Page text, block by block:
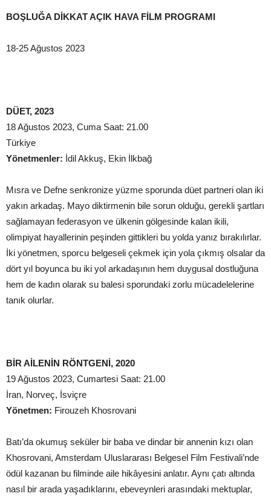
BOŞLUĞA DİKKAT AÇIK HAVA FİLM PROGRAMI
18-25 Ağustos 2023
DÜET, 2023
18 Ağustos 2023, Cuma Saat: 21.00
Türkiye
Yönetmenler: İdil Akkuş, Ekin İlkbağ
Mısra ve Defne senkronize yüzme sporunda düet partneri olan iki
yakın arkadaş. Mayo diktirmenin bile sorun olduğu, gerekli şartları
sağlamayan federasyon ve ülkenin gölgesinde kalan ikili,
olimpiyat hayallerinin peşinden gittikleri bu yolda yanız bırakılırlar.
İki yönetmen, sporcu belgeseli çekmek için yola çıkmış olsalar da
dört yıl boyunca bu iki yol arkadaşının hem duygusal dostluğuna
hem de kadın olarak su balesi sporundaki zorlu mücadelelerine
tanık olurlar.
BİR AİLENİN RÖNTGENİ, 2020
19 Ağustos 2023, Cumartesi Saat: 21.00
İran, Norveç, İsviçre
Yönetmen: Firouzeh Khosrovani
Batı’da okumuş seküler bir baba ve dindar bir annenin kızı olan
Khosrovani, Amsterdam Uluslararası Belgesel Film Festivali’nde
ödül kazanan bu filminde aile hikâyesini anlatır. Aynı çatı altında
nasıl bir arada yaşadıklarını, ebeveynleri arasındaki mektuplar,